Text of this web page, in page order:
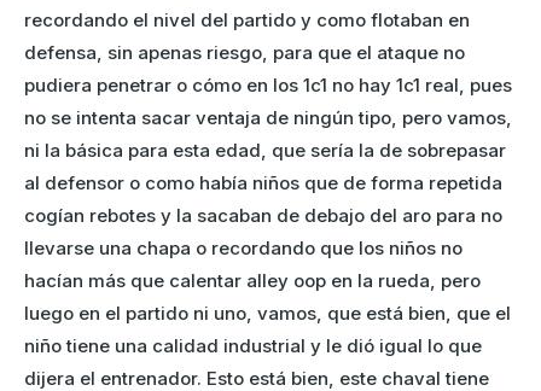
recordando el nivel del partido y como flotaban en
defensa, sin apenas riesgo, para que el ataque no
pudiera penetrar o cómo en los 1c1 no hay 1c1 real, pues
no se intenta sacar ventaja de ningún tipo, pero vamos,
ni la básica para esta edad, que sería la de sobrepasar
al defensor o como había niños que de forma repetida
cogían rebotes y la sacaban de debajo del aro para no
llevarse una chapa o recordando que los niños no
hacían más que calentar alley oop en la rueda, pero
luego en el partido ni uno, vamos, que está bien, que el
niño tiene una calidad industrial y le dió igual lo que
dijera el entrenador. Esto está bien, este chaval tiene